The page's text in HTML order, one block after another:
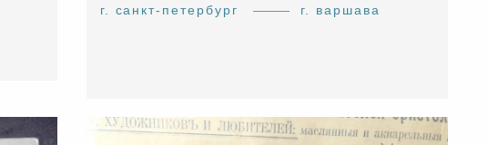
г. санкт-петербург г. варшава